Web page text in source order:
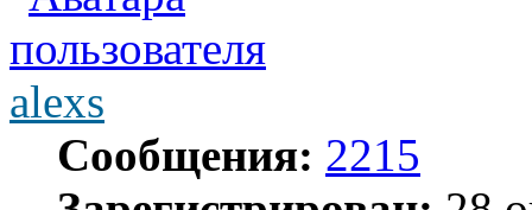
alexs
Сообщения: 2215